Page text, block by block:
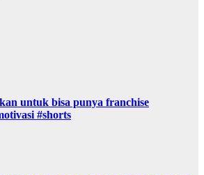
untuk bisa punya franchise
#shorts